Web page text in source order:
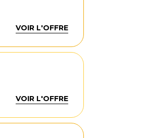
VOIR L'OFFRE
VOIR L'OFFRE